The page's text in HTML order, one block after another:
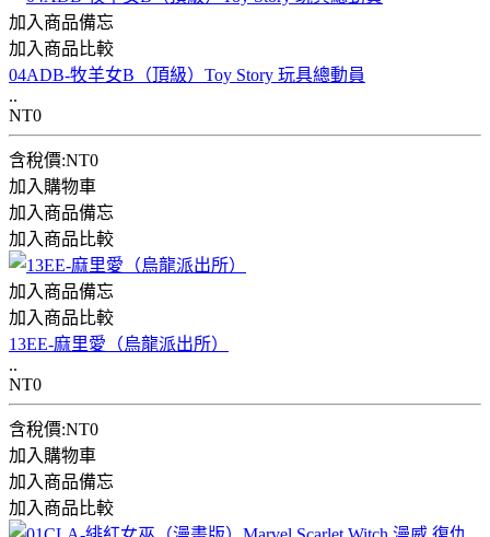
加入商品備忘
加入商品比較
04ADB-牧羊女B（頂級）Toy Story 玩具總動員
..
NT0
含稅價:NT0
加入購物車
加入商品備忘
加入商品比較
加入商品備忘
加入商品比較
13EE-麻里愛（烏龍派出所）
..
NT0
含稅價:NT0
加入購物車
加入商品備忘
加入商品比較